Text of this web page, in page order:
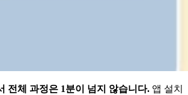
전체 과정은 1분이 넘지 않습니다. 앱 설치